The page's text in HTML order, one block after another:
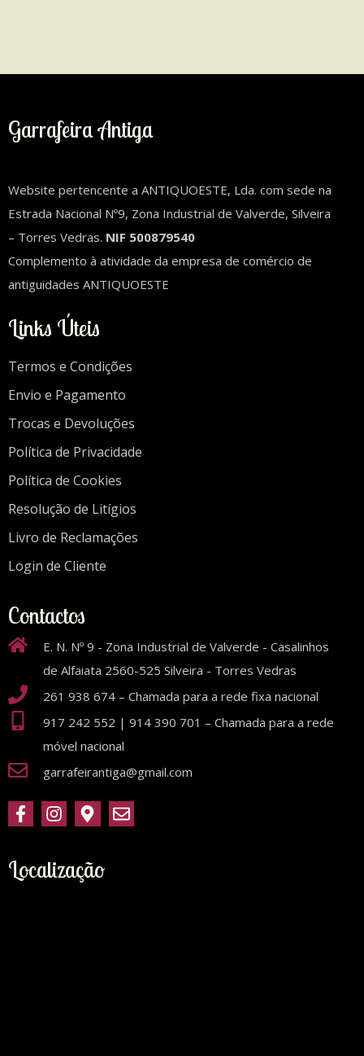
Garrafeira Antiga
Website pertencente a ANTIQUOESTE, Lda. com sede na
Estrada Nacional Nº9, Zona Industrial de Valverde, Silveira
– Torres Vedras. NIF 500879540
Complemento à atividade da empresa de comércio de
antiguidades ANTIQUOESTE
Links Úteis
Termos e Condições
Envio e Pagamento
Trocas e Devoluções
Política de Privacidade
Política de Cookies
Resolução de Litígios
Livro de Reclamações
Login de Cliente
Contactos
E. N. Nº 9 - Zona Industrial de Valverde - Casalinhos
de Alfaiata 2560-525 Silveira - Torres Vedras
261 938 674 – Chamada para a rede fixa nacional
917 242 552 | 914 390 701 – Chamada para a rede
móvel nacional
garrafeirantiga@gmail.com
Localização